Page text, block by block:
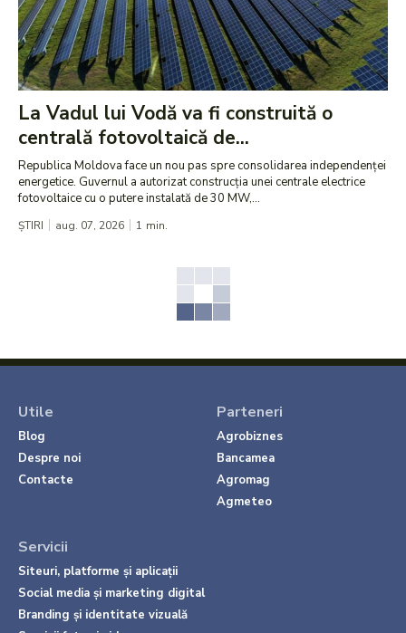
La Vadul lui Vodă va fi construită o
centrală fotovoltaică de...
Republica Moldova face un nou pas spre consolidarea independenței
energetice. Guvernul a autorizat construcția unei centrale electrice
fotovoltaice cu o putere instalată de 30 MW,...
ȘTIRI aug. 07, 2026 1 min.
Utile
Blog
Despre noi
Contacte
Parteneri
Agrobiznes
Bancamea
Agromag
Agmeteo
Servicii
Siteuri, platforme și aplicații
Social media și marketing digital
Branding și identitate vizuală